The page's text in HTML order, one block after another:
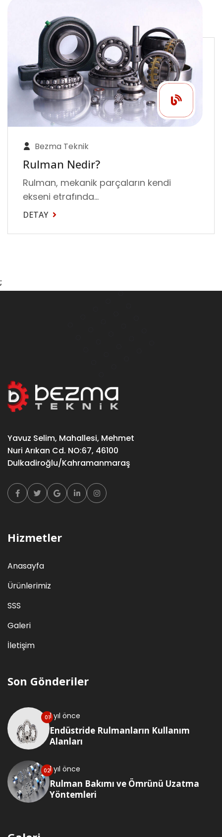
Bezma Teknik
Rulman Nedir?
Rulman, mekanik parçaların kendi
ekseni etrafında...
DETAY
;
Yavuz Selim, Mahallesi, Mehmet
Nuri Arıkan Cd. NO:67, 46100
Dulkadiroğlu/Kahramanmaraş
Facebook
TwitterGoogleLinkedinInstagram
Hizmetler
Anasayfa
Ürünlerimiz
SSS
Galeri
İletişim
Son Gönderiler
1 yıl önce
Endüstride Rulmanların Kullanım
Alanları
1 yıl önce
Rulman Bakımı ve Ömrünü Uzatma
Yöntemleri